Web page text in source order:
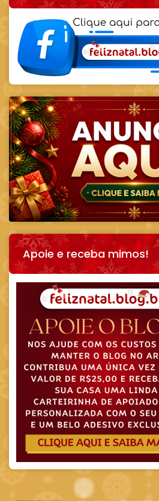
Apoie e receba mimos!